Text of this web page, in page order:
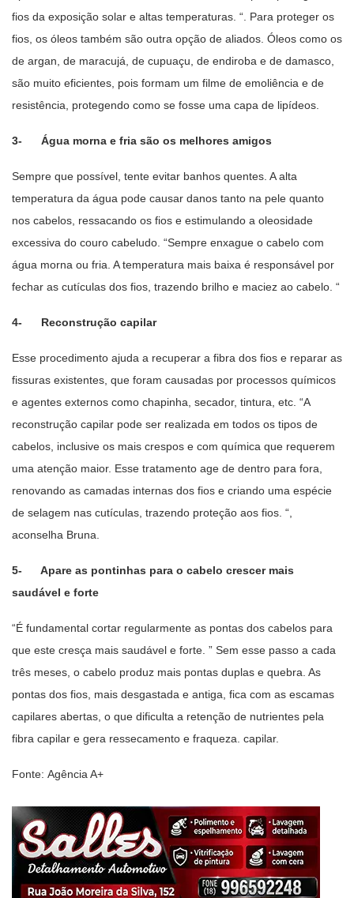
fios da exposição solar e altas temperaturas. “. Para proteger os
fios, os óleos também são outra opção de aliados. Óleos como os
de argan, de maracujá, de cupuaçu, de endiroba e de damasco,
são muito eficientes, pois formam um filme de emoliência e de
resistência, protegendo como se fosse uma capa de lipídeos.
3- Água morna e fria são os melhores amigos
Sempre que possível, tente evitar banhos quentes. A alta
temperatura da água pode causar danos tanto na pele quanto
nos cabelos, ressacando os fios e estimulando a oleosidade
excessiva do couro cabeludo. “Sempre enxague o cabelo com
água morna ou fria. A temperatura mais baixa é responsável por
fechar as cutículas dos fios, trazendo brilho e maciez ao cabelo. “
4- Reconstrução capilar
Esse procedimento ajuda a recuperar a fibra dos fios e reparar as
fissuras existentes, que foram causadas por processos químicos
e agentes externos como chapinha, secador, tintura, etc. “A
reconstrução capilar pode ser realizada em todos os tipos de
cabelos, inclusive os mais crespos e com química que requerem
uma atenção maior. Esse tratamento age de dentro para fora,
renovando as camadas internas dos fios e criando uma espécie
de selagem nas cutículas, trazendo proteção aos fios. “,
aconselha Bruna.
5- Apare as pontinhas para o cabelo crescer mais
saudável e forte
“É fundamental cortar regularmente as pontas dos cabelos para
que este cresça mais saudável e forte. ” Sem esse passo a cada
três meses, o cabelo produz mais pontas duplas e quebra. As
pontas dos fios, mais desgastada e antiga, fica com as escamas
capilares abertas, o que dificulta a retenção de nutrientes pela
fibra capilar e gera ressecamento e fraqueza. capilar.
Fonte: Agência A+